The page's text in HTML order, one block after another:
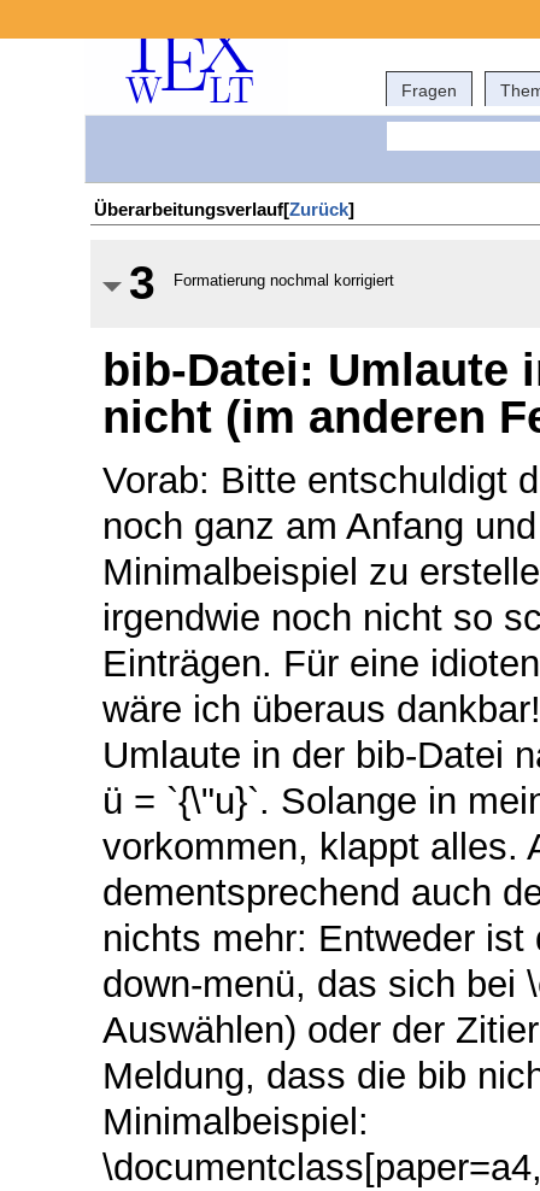
Fragen
Überarbeitungsverlauf[Zurück]
3 Formatierung nochmal korrigiert
bib-Datei: Umlaute
nicht (im anderen
Vorab: Bitte entschuldigt
noch ganz am Anfang
Minimalbeispiel zu
irgendwie noch nicht so
Einträgen. Für eine
wäre ich überaus
Umlaute in der bib-Datei
ü = `{\"u}`. Solange in
vorkommen, klappt alles.
dementsprechend auch
nichts mehr: Entweder
down-menü, das sich bei
Auswählen) oder der
Meldung, dass die bib
Minimalbeispiel: